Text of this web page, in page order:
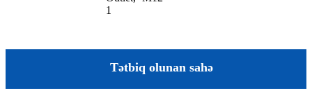
1
Tətbiq olunan sahə